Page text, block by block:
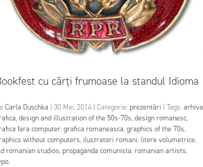
cu cărți frumoase la standul Idioma
Carla Duschka 30 Mai, 2014 Categorie:prezentări Tags:arhiva
,design and illustration of the 50s-70s,design romanesc,
fara computer,grafica romaneasca,graphics of the 70s,
without computers, ilustratori romani,litere volumetrice,
romanian studios,propaganda comunista,romanian artists,
,